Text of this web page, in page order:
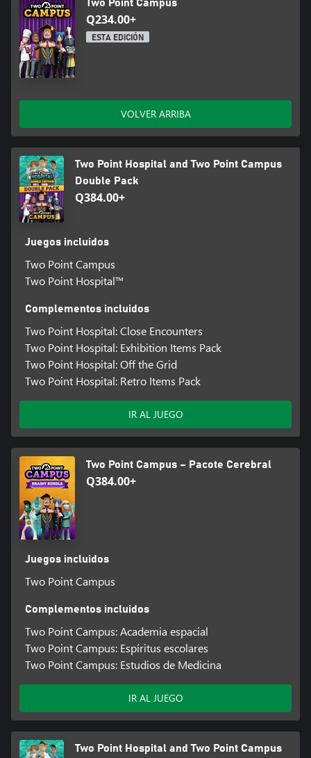
Two Point Campus
Q234.00+
ESTA EDICIÓN
VOLVER ARRIBA
Two Point Hospital and Two Point Campus
Double Pack
Q384.00+
Juegos incluidos
Two Point Campus
Two Point Hospital™
Complementos incluidos
Two Point Hospital: Close Encounters
Two Point Hospital: Exhibition Items Pack
Two Point Hospital: Off the Grid
Two Point Hospital: Retro Items Pack
IR AL JUEGO
Two Point Campus – Pacote Cerebral
Q384.00+
Juegos incluidos
Two Point Campus
Complementos incluidos
Two Point Campus: Academia espacial
Two Point Campus: Espíritus escolares
Two Point Campus: Estudios de Medicina
IR AL JUEGO
Two Point Hospital and Two Point Campus